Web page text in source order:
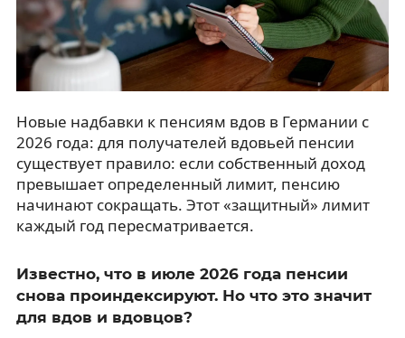
Новые надбавки к пенсиям вдов в Германии с
2026 года: для получателей вдовьей пенсии
существует правило: если собственный доход
превышает определенный лимит, пенсию
начинают сокращать. Этот «защитный» лимит
каждый год пересматривается.
Известно, что в июле 2026 года пенсии
снова проиндексируют. Но что это значит
для вдов и вдовцов?